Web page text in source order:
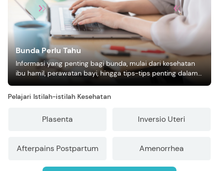
Bunda Perlu Tahu
Informasi yang penting bagi bunda, mulai dari kesehatan
ibu hamil, perawatan bayi, hingga tips-tips penting dalam
mengasuh anak
Pelajari Istilah-istilah Kesehatan
Plasenta Inversio Uteri
Afterpains Postpartum Amenorrhea